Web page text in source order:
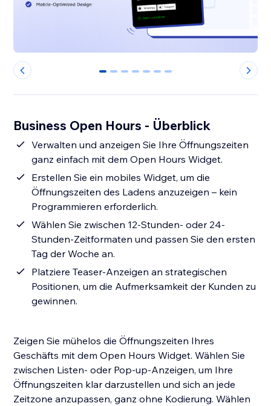
0 1 2 3 4 5 6
Business Open Hours - Überblick
Verwalten und anzeigen Sie Ihre Öffnungszeiten
ganz einfach mit dem Open Hours Widget.
Erstellen Sie ein mobiles Widget, um die
Öffnungszeiten des Ladens anzuzeigen – kein
Programmieren erforderlich.
Wählen Sie zwischen 12-Stunden- oder 24-
Stunden-Zeitformaten und passen Sie den ersten
Tag der Woche an.
Platziere Teaser-Anzeigen an strategischen
Positionen, um die Aufmerksamkeit der Kunden zu
gewinnen.
Zeigen Sie mühelos die Öffnungszeiten Ihres
Geschäfts mit dem Open Hours Widget. Wählen Sie
zwischen Listen- oder Pop-up-Anzeigen, um Ihre
Öffnungszeiten klar darzustellen und sich an jede
Zeitzone anzupassen, ganz ohne Kodierung. Wählen